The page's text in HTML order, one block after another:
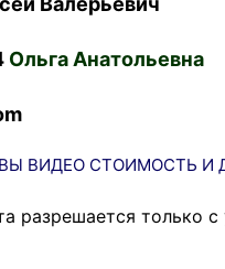
Ольга Анатольевна
ВИДЕО СТОИМОСТЬ И
только с